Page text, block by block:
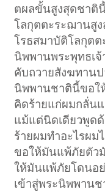
ตผลขั้นสูงสุดชาติ
โลกุตตะระฌานสู
โรธสมาบัติโลกุต
นิพพานพระพุทธเ
คับถวายสังฆทาน
นิพพานชาตินี้ขอใ
คิดร้ายแก่ผมกลั่น
แม้แต่นิดเดียวพูด
ร้ายผมทำอะไรผ
ขอให้มันแพ้ภัยตัว
ให้มันแพ้ภัยโดนอ
เข้าสู่พระนิพพาน